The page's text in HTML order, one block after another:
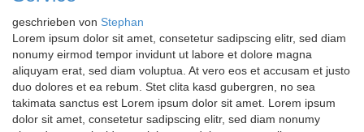
geschrieben von Stephan
Lorem ipsum dolor sit amet, consetetur sadipscing elitr, sed diam
nonumy eirmod tempor invidunt ut labore et dolore magna
aliquyam erat, sed diam voluptua. At vero eos et accusam et justo
duo dolores et ea rebum. Stet clita kasd gubergren, no sea
takimata sanctus est Lorem ipsum dolor sit amet. Lorem ipsum
dolor sit amet, consetetur sadipscing elitr, sed diam nonumy